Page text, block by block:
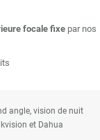
focale fixepar nos
angle, vision de nuit
et Dahua